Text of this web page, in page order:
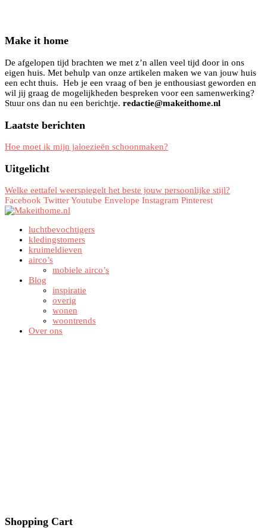
Make it home
De afgelopen tijd brachten we met z’n allen veel tijd door in ons
eigen huis. Met behulp van onze artikelen maken we van jouw huis
een echt thuis. Heb je een vraag of ben je enthousiast geworden en
wil jij graag de mogelijkheden bespreken voor een samenwerking?
Stuur ons dan nu een berichtje. redactie@makeithome.nl
Laatste berichten
Hoe moet ik mijn jaloezieën schoonmaken?
Uitgelicht
Welke eettafel weerspiegelt het beste jouw persoonlijke stijl?
Facebook TwitterYoutube Envelope Instagram Pinterest
luchtbevochtigers
kledingstomers
kruimeldieven
airco’s
mobiele airco’s
Blog
inspiratie
overig
wonen
woontrends
Over ons
Shopping Cart